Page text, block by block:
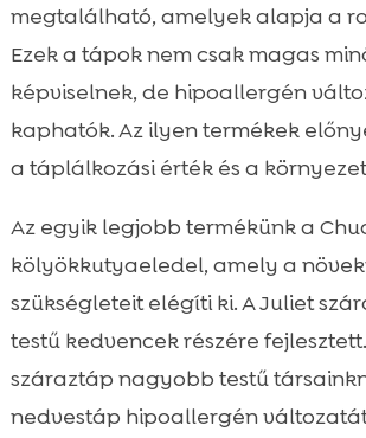
megtalálható, amelyek alapja a
Ezek a tápok nem csak magas
képviselnek, de hipoallergén
kaphatók. Az ilyen termékek
a táplálkozási érték és a
Az egyik legjobb termékünk a
kölyökkutyaeledel, amely a
szükségleteit elégíti ki. A Juliet
testű kedvencek részére
száraztáp nagyobb testű
nedvestáp hipoallergén